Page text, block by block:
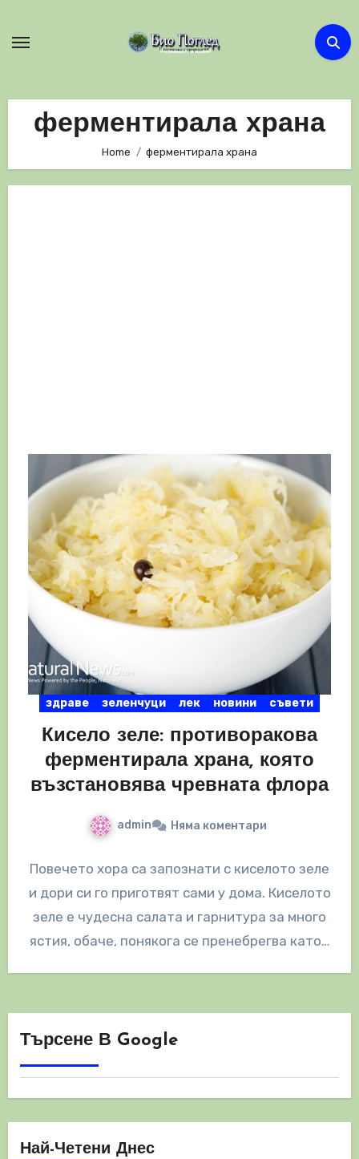
ферментирала храна
Home ферментирала храна
здраве зеленчуци лек новини съвети
Кисело зеле: противоракова
ферментирала храна, която
възстановява чревната флора
admin Няма коментари
Повечето хора са запознати с киселото зеле
и дори си го приготвят сами у дома. Киселото
зеле е чудесна салата и гарнитура за много
ястия, обаче, понякога се пренебрегва като…
Търсене В Google
Най-Четени Днес